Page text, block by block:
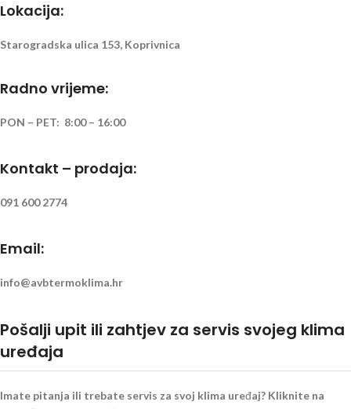
Lokacija:
Starogradska ulica 153, Koprivnica
Radno vrijeme:
PON – PET: 8:00 – 16:00
Kontakt – prodaja:
091 600 2774
Email:
info@avbtermoklima.hr
Pošalji upit ili zahtjev za servis svojeg klima
uređaja
Imate pitanja ili trebate servis za svoj klima uređaj? Kliknite na